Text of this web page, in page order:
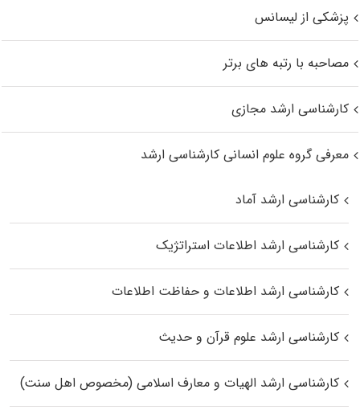
پزشکی از لیسانس
مصاحبه با رتبه های برتر
کارشناسی ارشد مجازی
معرفی گروه علوم انسانی کارشناسی ارشد
کارشناسی ارشد آماد
کارشناسی ارشد اطلاعات استراتژیک
کارشناسی ارشد اطلاعات و حفاظت اطلاعات
کارشناسی ارشد علوم قرآن و حدیث
کارشناسی ارشد الهیات و معارف اسلامی (مخصوص اهل سنت)